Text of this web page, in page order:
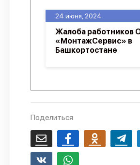
24 июня, 2024
Жалоба работников
«МонтажСервис» в
Башкортостане
Поделиться